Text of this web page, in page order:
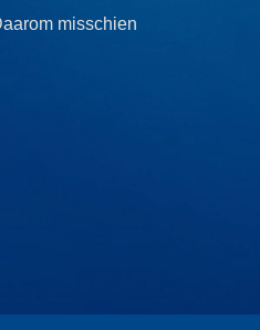
misschien